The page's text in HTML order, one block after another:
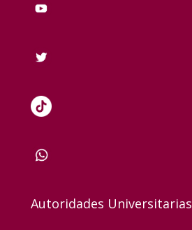
Autoridades Universitarias